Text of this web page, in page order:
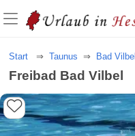
Start Taunus Bad Vilbel
Freibad Bad Vilbel